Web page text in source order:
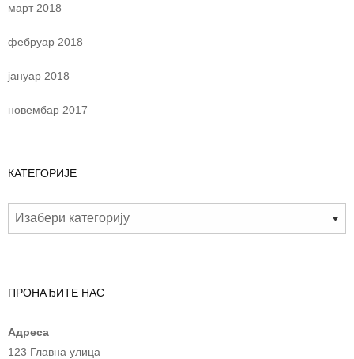
март 2018
фебруар 2018
јануар 2018
новембар 2017
КАТЕГОРИЈЕ
ПРОНАЂИТЕ НАС
Адреса
123 Главна улица